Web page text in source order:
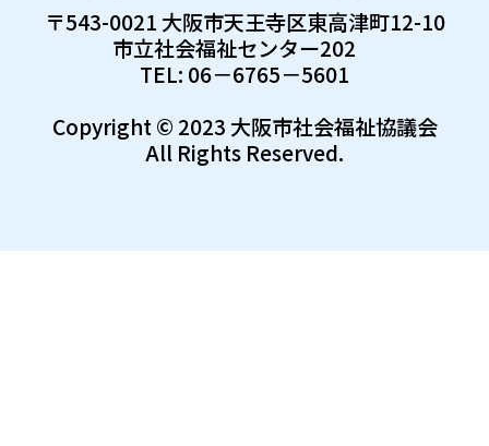
〒543-0021 大阪市天王寺区東高津町12-10
市立社会福祉センター202
TEL: 06－6765－5601
Copyright © 2023 大阪市社会福祉協議会
All Rights Reserved.